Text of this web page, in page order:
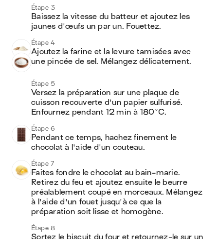
Étape 3
Baissez la vitesse du batteur et ajoutez les
jaunes d'œufs un par un. Fouettez.
Étape 4
Ajoutez la farine et la levure tamisées avec
une pincée de sel. Mélangez délicatement.
Étape 5
Versez la préparation sur une plaque de
cuisson recouverte d'un papier sulfurisé.
Enfournez pendant 12 min à 180°C.
Étape 6
Pendant ce temps, hachez finement le
chocolat à l'aide d'un couteau.
Étape 7
Faites fondre le chocolat au bain-marie.
Retirez du feu et ajoutez ensuite le beurre
préalablement coupé en morceaux. Mélangez
à l'aide d'un fouet jusqu'à ce que la
préparation soit lisse et homogène.
Étape 8
Sortez le biscuit du four et retournez-le sur un